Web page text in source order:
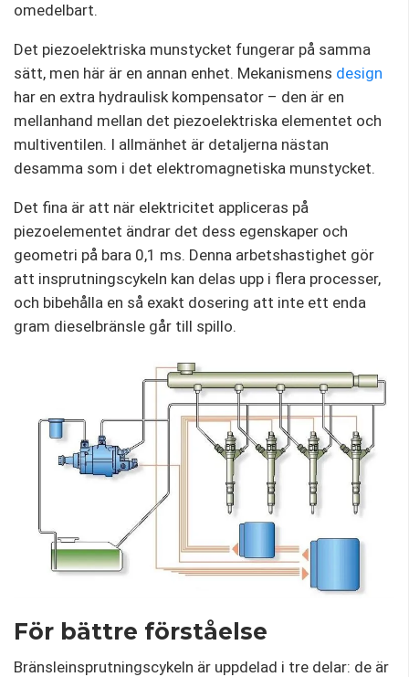
omedelbart.
Det piezoelektriska munstycket fungerar på samma
sätt, men här är en annan enhet. Mekanismens design
har en extra hydraulisk kompensator – den är en
mellanhand mellan det piezoelektriska elementet och
multiventilen. I allmänhet är detaljerna nästan
desamma som i det elektromagnetiska munstycket.
Det fina är att när elektricitet appliceras på
piezoelementet ändrar det dess egenskaper och
geometri på bara 0,1 ms. Denna arbetshastighet gör
att insprutningscykeln kan delas upp i flera processer,
och bibehålla en så exakt dosering att inte ett enda
gram dieselbränsle går till spillo.
För bättre förståelse
Bränsleinsprutningscykeln är uppdelad i tre delar: de är